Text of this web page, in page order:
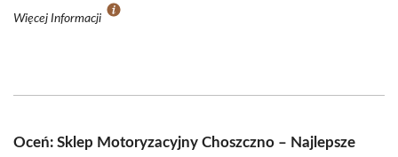
Więcej Informacji
Oceń: Sklep Motoryzacyjny Choszczno – Najlepsze